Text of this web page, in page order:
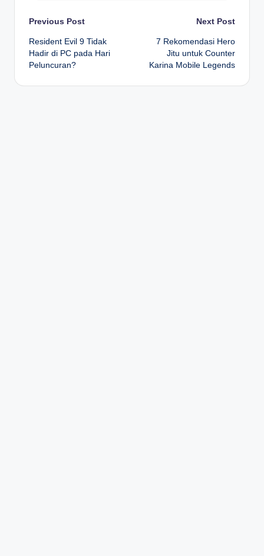
Post
navigation
Previous Post
Resident Evil 9 Tidak
Hadir di PC pada Hari
Peluncuran?
Next Post
7 Rekomendasi Hero
Jitu untuk Counter
Karina Mobile Legends